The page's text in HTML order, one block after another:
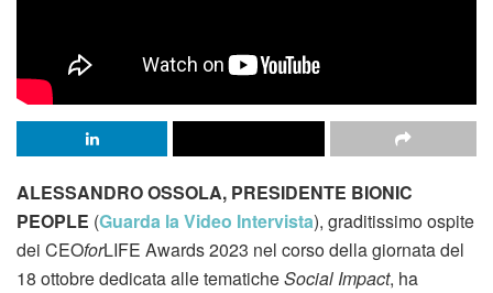
ALESSANDRO OSSOLA, PRESIDENTE BIONIC
PEOPLE (Guarda la Video Intervista), graditissimo ospite
dei CEOforLIFE Awards 2023 nel corso della giornata del
18 ottobre dedicata alle tematicheSocial Impact, ha